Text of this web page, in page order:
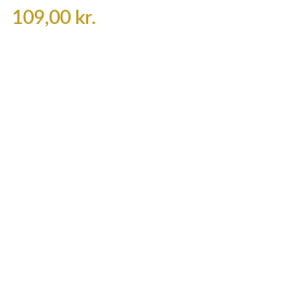
109,00 kr.